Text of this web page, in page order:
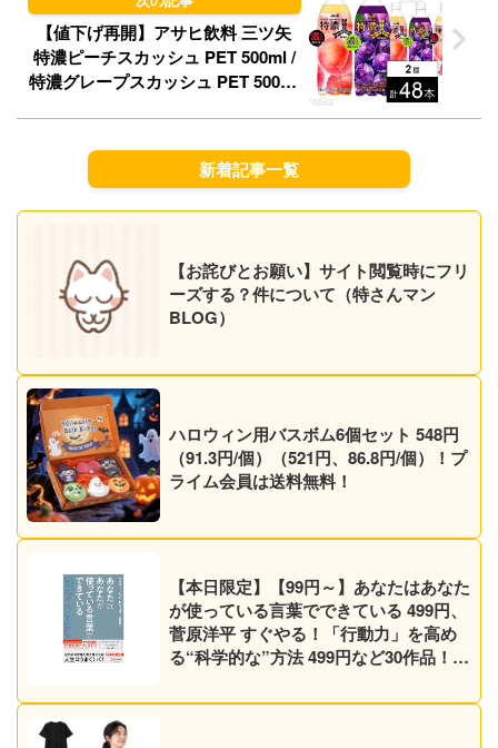
【値下げ再開】アサヒ飲料 三ツ矢
特濃ピーチスカッシュ PET 500ml /
特濃グレープスカッシュ PET 500ml
新着記事一覧
【お詫びとお願い】サイト閲覧時にフリ
ーズする？件について（特さんマン
BLOG）
ハロウィン用バスボム6個セット 548円
（91.3円/個）（521円、86.8円/個）！プ
ライム会員は送料無料！
【本日限定】【99円～】あなたはあなた
が使っている言葉でできている 499円、
菅原洋平 すぐやる！「行動力」を高め
る“科学的な”方法 499円など30作品！